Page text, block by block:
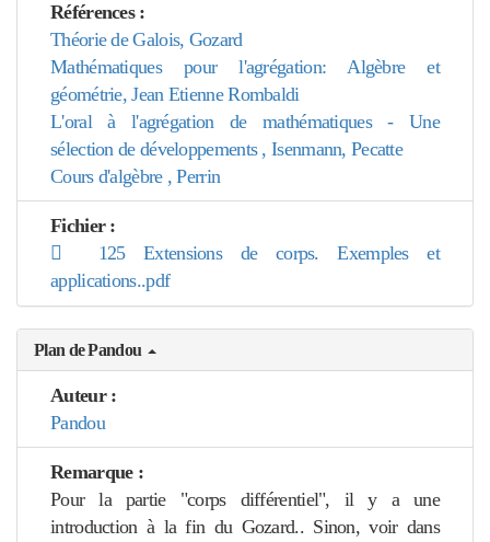
Références :
Théorie de Galois, Gozard
Mathématiques pour l'agrégation: Algèbre et
géométrie, Jean Etienne Rombaldi
L'oral à l'agrégation de mathématiques - Une
sélection de développements , Isenmann, Pecatte
Cours d'algèbre , Perrin
Fichier :
125 Extensions de corps. Exemples et
applications..pdf
Plan de Pandou
Auteur :
Pandou
Remarque :
Pour la partie "corps différentiel", il y a une
introduction à la fin du Gozard.. Sinon, voir dans